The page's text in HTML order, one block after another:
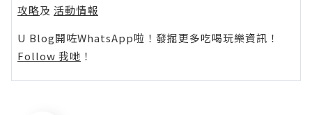
攻略及 活動情報
U Blog開咗WhatsApp啦！發掘更多吃喝玩樂資訊！
Follow 我哋 ！